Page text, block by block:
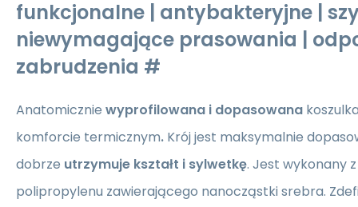
funkcjonalne | antybakteryjne |
niewymagające prasowania |
zabrudzenia #
Anatomicznie wyprofilowana i dopasowana
komforcie termicznym. Krój jest maksymalnie
dobrze utrzymuje kształt i sylwetkę. Jest wykonany
polipropylenu zawierającego nanocząstki srebra.